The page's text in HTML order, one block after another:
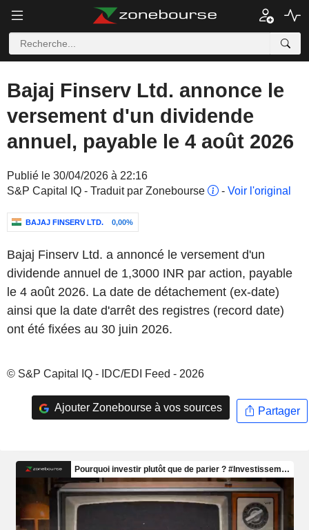
Bajaj Finserv Ltd. annonce le
versement d'un dividende
annuel, payable le 4 août 2026
Publié le 30/04/2026 à 22:16
S&P Capital IQ - Traduit par Zonebourse
- Voir l'original
BAJAJ FINSERV LTD. 0,00%
Bajaj Finserv Ltd. a annoncé le versement d'un
dividende annuel de 1,3000 INR par action, payable
le 4 août 2026. La date de détachement (ex-date)
ainsi que la date d'arrêt des registres (record date)
ont été fixées au 30 juin 2026.
© S&P Capital IQ - IDC/EDI Feed - 2026
Ajouter Zonebourse à vos sources Partager